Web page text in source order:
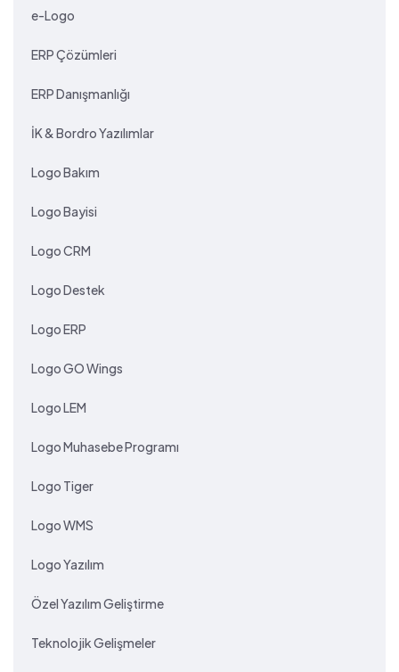
e-Logo
ERP Çözümleri
ERP Danışmanlığı
İK & Bordro Yazılımlar
Logo Bakım
Logo Bayisi
Logo CRM
Logo Destek
Logo ERP
Logo GO Wings
Logo LEM
Logo Muhasebe Programı
Logo Tiger
Logo WMS
Logo Yazılım
Özel Yazılım Geliştirme
Teknolojik Gelişmeler